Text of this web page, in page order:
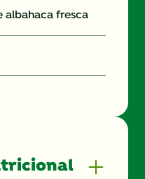
albahaca fresca